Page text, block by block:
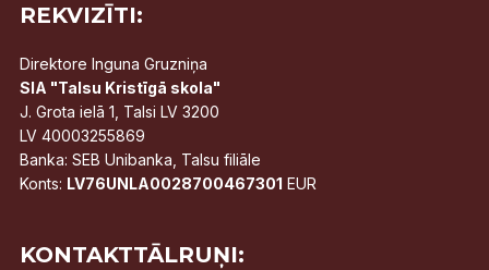
REKVIZĪTI:
Direktore Inguna Gruzniņa
SIA "Talsu Kristīgā skola"
J. Grota ielā 1, Talsi LV 3200
LV 40003255869
Banka: SEB Unibanka, Talsu filiāle
Konts: LV76UNLA0028700467301 EUR
KONTAKTTĀLRUŅI: